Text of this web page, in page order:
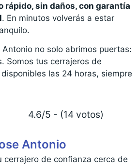
rápido, sin daños, con garantía
. En minutos volverás a estar
Antonio no solo abrimos puertas:
Somos tus cerrajeros de
las 24 horas, siempre
4.6/5 - (14 votos)
Antonio
cerrajero de confianza cerca de